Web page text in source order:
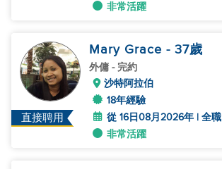
非常活躍
直接聘用
Mary Grace - 37歲
外傭 - 完約
沙特阿拉伯
18年經驗
從 16日08月2026年 | 全職
非常活躍